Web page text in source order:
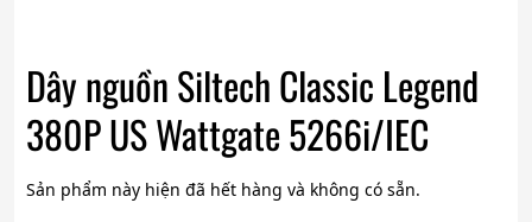
Dây nguồn Siltech Classic Legend
380P US Wattgate 5266i/IEC
Sản phẩm này hiện đã hết hàng và không có sẵn.